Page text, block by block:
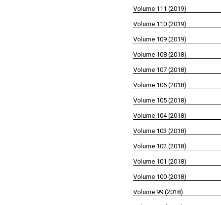
Volume 111 (2019)
Volume 110 (2019)
Volume 109 (2019)
Volume 108 (2018)
Volume 107 (2018)
Volume 106 (2018)
Volume 105 (2018)
Volume 104 (2018)
Volume 103 (2018)
Volume 102 (2018)
Volume 101 (2018)
Volume 100 (2018)
Volume 99 (2018)